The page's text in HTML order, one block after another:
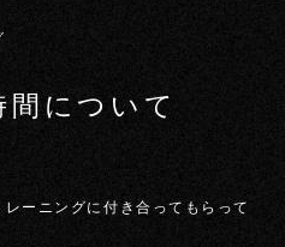
間について
ーニングに付き合ってもらって